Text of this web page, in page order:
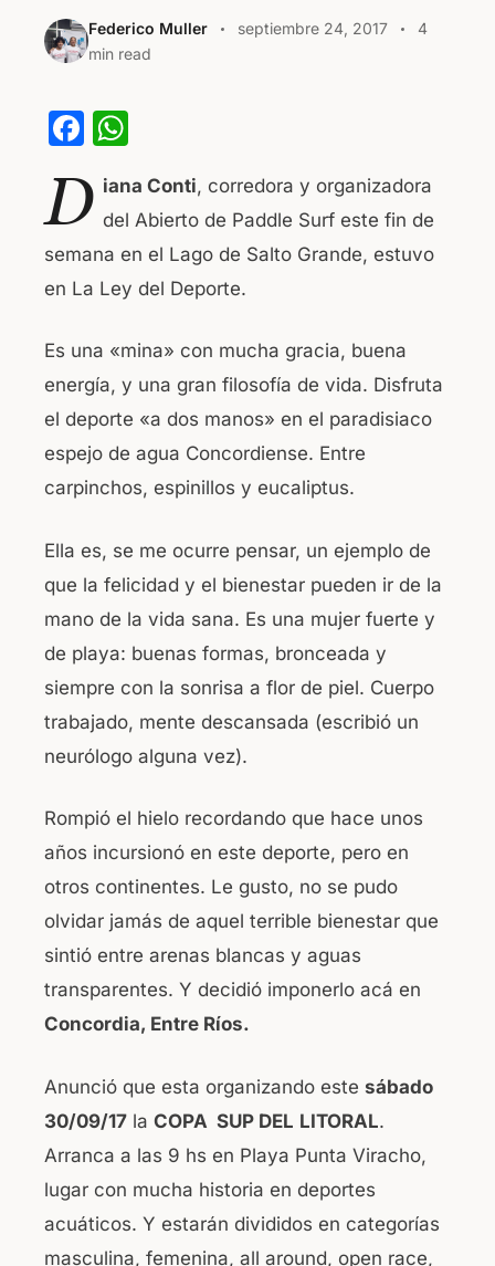
Federico Muller septiembre 24, 2017
4
min read
F
c
e
b
o
o
k
at
s
A
p
p
D iana Conti, corredora y organizadora
del Abierto de Paddle Surf este fin de
semana en el Lago de Salto Grande, estuvo
en La Ley del Deporte.
Es una «mina» con mucha gracia, buena
energía, y una gran filosofía de vida. Disfruta
el deporte «a dos manos» en el paradisiaco
espejo de agua Concordiense. Entre
carpinchos, espinillos y eucaliptus.
Ella es, se me ocurre pensar, un ejemplo de
que la felicidad y el bienestar pueden ir de la
mano de la vida sana. Es una mujer fuerte y
de playa: buenas formas, bronceada y
siempre con la sonrisa a flor de piel. Cuerpo
trabajado, mente descansada (escribió un
neurólogo alguna vez).
Rompió el hielo recordando que hace unos
años incursionó en este deporte, pero en
otros continentes. Le gusto, no se pudo
olvidar jamás de aquel terrible bienestar que
sintió entre arenas blancas y aguas
transparentes. Y decidió imponerlo acá en
Concordia, Entre Ríos.
Anunció que esta organizando este sábado
30/09/17 la COPA SUP DEL LITORAL.
Arranca a las 9 hs en Playa Punta Viracho,
lugar con mucha historia en deportes
acuáticos. Y estarán divididos en categorías
masculina, femenina, all around, open race,